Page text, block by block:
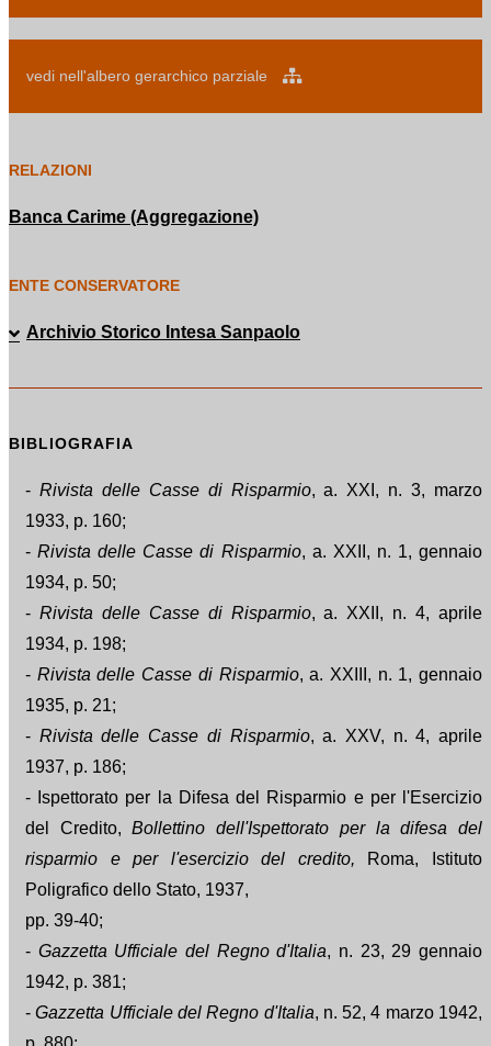
vedi nell'albero gerarchico parziale
RELAZIONI
Banca Carime (Aggregazione)
ENTE CONSERVATORE
Archivio Storico Intesa Sanpaolo
BIBLIOGRAFIA
- Rivista delle Casse di Risparmio, a. XXI, n. 3, marzo
1933, p. 160;
-Rivista delle Casse di Risparmio, a. XXII, n. 1, gennaio
1934, p. 50;
- Rivista delle Casse di Risparmio, a. XXII, n. 4, aprile
1934, p. 198;
- Rivista delle Casse di Risparmio, a. XXIII, n. 1, gennaio
1935, p. 21;
- Rivista delle Casse di Risparmio, a. XXV, n. 4, aprile
1937, p. 186;
- Ispettorato per la Difesa del Risparmio e per l'Esercizio
del Credito,Bollettino dell'Ispettorato per la difesa del
risparmio e per l'esercizio del credito, Roma, Istituto
Poligrafico dello Stato, 1937,
pp. 39-40;
- Gazzetta Ufficiale del Regno d'Italia, n. 23, 29 gennaio
1942, p. 381;
-Gazzetta Ufficiale del Regno d'Italia, n. 52, 4 marzo 1942,